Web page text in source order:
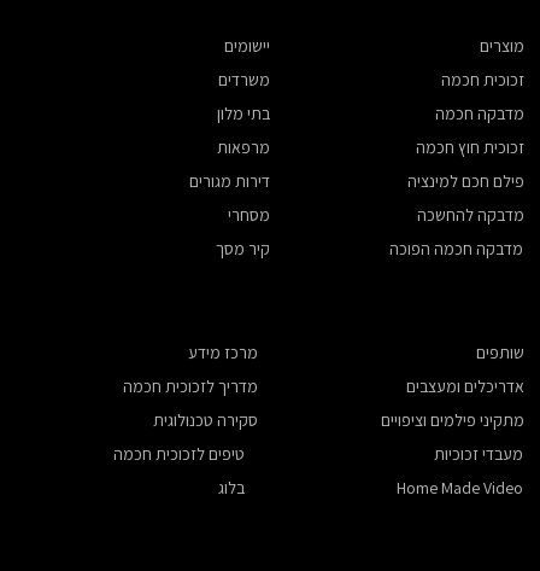
מרכז מידע
מדריך לזכוכית חכמה
סקירה טכנולוגית
טיפים לזכוכית חכמה
בלוג
שותפים
אדריכלים ומעצבים
​מתקיני פילמים וציפויים
מעבדי זכוכיות
Home Made Video
יישומים
משרדים
בתי מלון
מרפאות
דירות מגורים
מסחרי
קיר מסך
מוצרים
זכוכית חכמה
מדבקה חכמה
זכוכית חוץ חכמה
פילם חכם למינציה
מדבקה חכמה הפוכה
מדבקה להחשכה